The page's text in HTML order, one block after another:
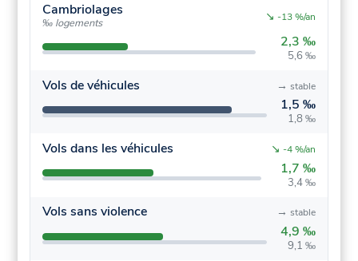
Cambriolages
‰ logements
2,3 ‰
5,6 ‰
↘ -13 %/an
Vols de véhicules
1,5 ‰
1,8 ‰
→ stable
Vols dans les véhicules
1,7 ‰
3,4 ‰
↘ -4 %/an
Vols sans violence
4,9 ‰
9,1 ‰
→ stable